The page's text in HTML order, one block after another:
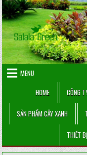
Skip
to
content
MENU
HOME
CÔNG
SẢN PHẨM CÂY XANH
THIẾT